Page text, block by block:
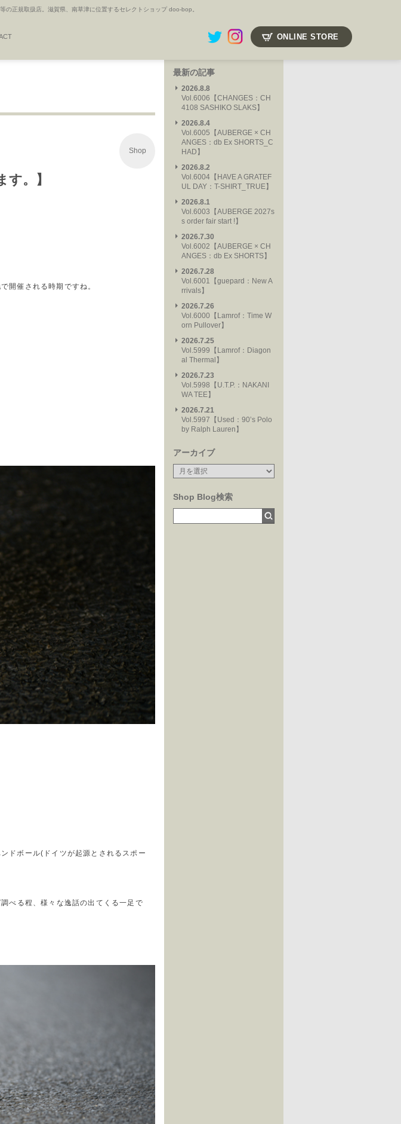
正規取扱店。滋賀県、南草津に位置するセレクトショップ doo-bop。
ONLINE STORE
Shop
。】
開催される時期ですね。
ドボール(ドイツが起源とされるスポー
べる程、様々な逸話の出てくる一足で
最新の記事
2026.8.8
Vol.6006【CHANGES：CH
4108 SASHIKO SLAKS】
2026.8.4
Vol.6005【AUBERGE × CH
ANGES：db Ex SHORTS_C
HAD】
2026.8.2
Vol.6004【HAVE A GRATEF
UL DAY：T-SHIRT_TRUE】
2026.8.1
Vol.6003【AUBERGE 2027s
s order fair start !】
2026.7.30
Vol.6002【AUBERGE × CH
ANGES：db Ex SHORTS】
2026.7.28
Vol.6001【guepard：New A
rrivals】
2026.7.26
Vol.6000【Lamrof：Time W
orn Pullover】
2026.7.25
Vol.5999【Lamrof：Diagon
al Thermal】
2026.7.23
Vol.5998【U.T.P.：NAKANI
WA TEE】
2026.7.21
Vol.5997【Used：90’s Polo
by Ralph Lauren】
アーカイブ
Shop Blog検索